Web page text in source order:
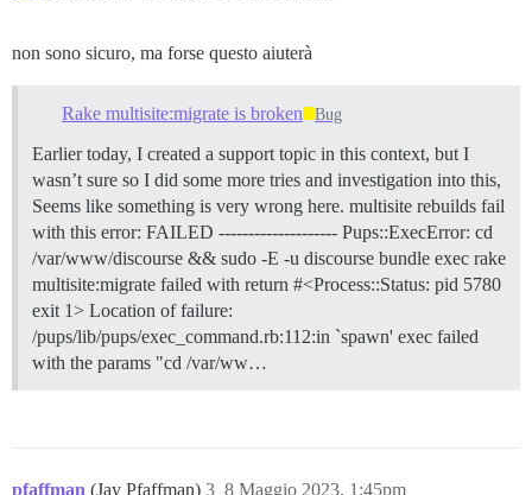
non sono sicuro, ma forse questo aiuterà
Rake multisite:migrate is broken Bug
Earlier today, I created a support topic in this context, but I
wasn’t sure so I did some more tries and investigation into this,
Seems like something is very wrong here. multisite rebuilds fail
with this error: FAILED -------------------- Pups::ExecError: cd
/var/www/discourse && sudo -E -u discourse bundle exec rake
multisite:migrate failed with return #<Process::Status: pid 5780
exit 1> Location of failure:
/pups/lib/pups/exec_command.rb:112:in `spawn' exec failed
with the params "cd /var/ww…
pfaffman (Jay Pfaffman) 8 Maggio 2023, 1:45pm
3